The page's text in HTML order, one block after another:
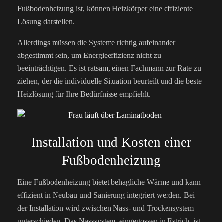
Fußbodenheizung ist, können Heizkörper eine effiziente
Lösung darstellen.
Allerdings müssen die Systeme richtig aufeinander
abgestimmt sein, um Energieeffizienz nicht zu
beeinträchtigen. Es ist ratsam, einen Fachmann zur Rate zu
ziehen, der die individuelle Situation beurteilt und die beste
Heizlösung für Ihre Bedürfnisse empfiehlt.
Installation und Kosten einer
Fußbodenheizung
Eine Fußbodenheizung bietet behagliche Wärme und kann
effizient in Neubau und Sanierung integriert werden. Bei
der Installation wird zwischen Nass- und Trockensystem